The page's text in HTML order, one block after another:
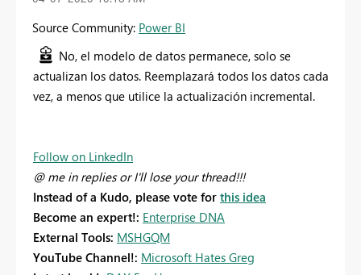
Source Community: Power BI
No, el modelo de datos permanece, solo se
actualizan los datos. Reemplazará todos los datos cada
vez, a menos que utilice la actualización incremental.
Follow on LinkedIn
@ me in replies or I'll lose your thread!!!
Instead of a Kudo, please vote for this idea
Become an expert!: Enterprise DNA
External Tools: MSHGQM
YouTube Channel!: Microsoft Hates Greg